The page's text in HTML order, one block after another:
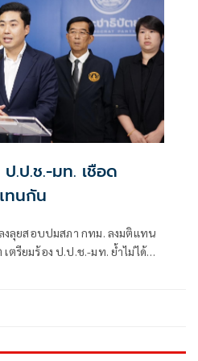
.ป.ช.-มท. เชือด
ทนกัน
ลุยสอบปมสภา กทม. ลงมติแทน
ตรียมร้อง ป.ป.ช.-มท. ย้ำไม่ได้